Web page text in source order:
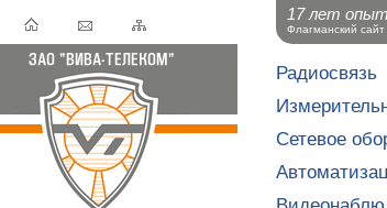
Радиосвязь
Сетевое
17 лет
Флагманский